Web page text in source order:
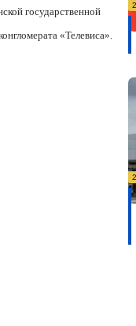
государственной
«Телевиса».